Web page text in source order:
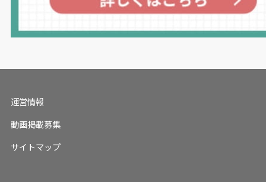
運営情報
動画掲載募集
サイトマップ